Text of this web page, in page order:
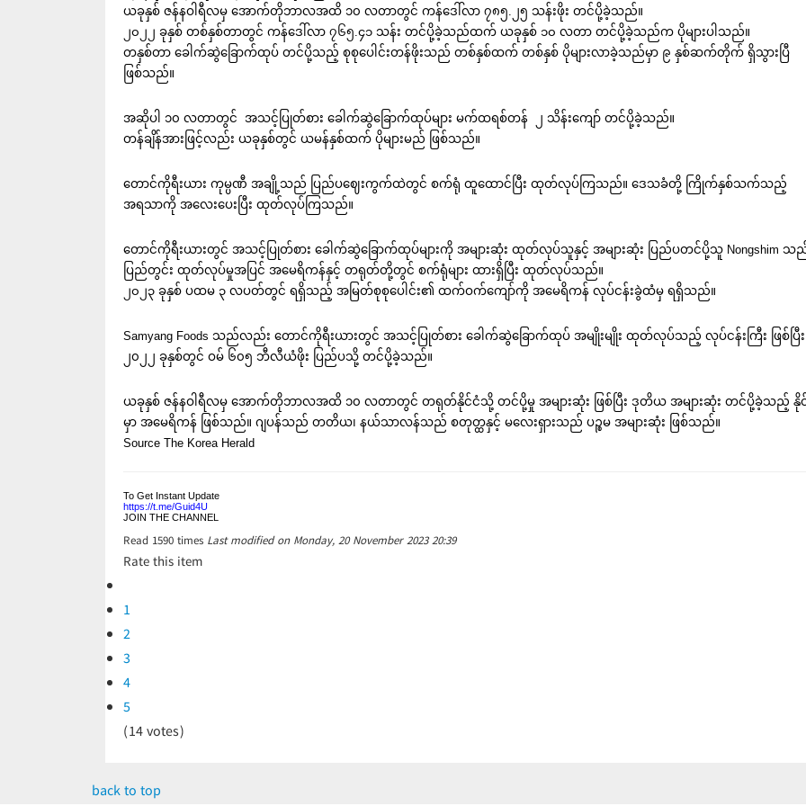
ယခုနှစ် ဇန်နဝါရီလမှ အောက်တိုဘာလအထိ ၁၀ လတာတွင် ကန်ဒေါ်လာ ၇၈၅.၂၅ သန်းဖိုး တင်ပို့ခဲ့သည်။
၂၀၂၂ ခုနှစ် တစ်နှစ်တာတွင် ကန်ဒေါ်လာ ၇၆၅.၄၁ သန်း တင်ပို့ခဲ့သည်ထက် ယခုနှစ် ၁၀ လတာ တင်ပို့ခဲ့သည်က ပိုများပါသည်။
တနှစ်တာ ခေါက်ဆွဲခြောက်ထုပ် တင်ပို့သည့် စုစုပေါင်းတန်ဖိုးသည် တစ်နှစ်ထက် တစ်နှစ် ပိုများလာခဲ့သည်မှာ ၉ နှစ်ဆက်တိုက် ရှိသွားပြီ
ဖြစ်သည်။
အဆိုပါ ၁၀ လတာတွင် အသင့်ပြုတ်စား ခေါက်ဆွဲခြောက်ထုပ်များ မက်ထရစ်တန် ၂ သိန်းကျော် တင်ပို့ခဲ့သည်။
တန်ချိန်အားဖြင့်လည်း ယခုနှစ်တွင် ယမန်နှစ်ထက် ပိုများမည် ဖြစ်သည်။
တောင်ကိုရီးယား ကုမ္ပဏီ အချို့သည် ပြည်ပဈေးကွက်ထဲတွင် စက်ရုံ ထူထောင်ပြီး ထုတ်လုပ်ကြသည်။ ဒေသခံတို့ ကြိုက်နှစ်သက်သည့်
အရသာကို အလေးပေးပြီး ထုတ်လုပ်ကြသည်။
တောင်ကိုရီးယားတွင် အသင့်ပြုတ်စား ခေါက်ဆွဲခြောက်ထုပ်များကို အများဆုံး ထုတ်လုပ်သူနှင့် အများဆုံး ပြည်ပတင်ပို့သူ Nongshim သ
ပြည်တွင်း ထုတ်လုပ်မှုအပြင် အမေရိကန်နှင့် တရုတ်တို့တွင် စက်ရုံများ ထားရှိပြီး ထုတ်လုပ်သည်။
၂၀၂၃ ခုနှစ် ပထမ ၃ လပတ်တွင် ရရှိသည့် အမြတ်စုစုပေါင်း၏ ထက်ဝက်ကျော်ကို အမေရိကန် လုပ်ငန်းခွဲထံမှ ရရှိသည်။
Samyang Foods သည်လည်း တောင်ကိုရီးယားတွင် အသင့်ပြုတ်စား ခေါက်ဆွဲခြောက်ထုပ် အမျိုးမျိုး ထုတ်လုပ်သည့် လုပ်ငန်းကြီး ဖြစ်ပြီး
၂၀၂၂ ခုနှစ်တွင် ဝမ် ၆၀၅ ဘီလီယံဖိုး ပြည်ပသို့ တင်ပို့ခဲ့သည်။
ယခုနှစ် ဇန်နဝါရီလမှ အောက်တိုဘာလအထိ ၁၀ လတာတွင် တရုတ်နိုင်ငံသို့ တင်ပို့မှု အများဆုံး ဖြစ်ပြီး ဒုတိယ အများဆုံး တင်ပို့ခဲ့သည့် နို
မှာ အမေရိကန် ဖြစ်သည်။ ဂျပန်သည် တတိယ၊ နယ်သာလန်သည် စတုတ္ထနှင့် မလေးရှားသည် ပဉ္စမ အများဆုံး ဖြစ်သည်။
Source The Korea Herald
To Get Instant Update
https://t.me/Guid4U
JOIN THE CHANNEL
Read 1590times Last modified on Monday, 20 November 2023 20:39
Rate this item
1
2
3
4
5
(14 votes)
back to top